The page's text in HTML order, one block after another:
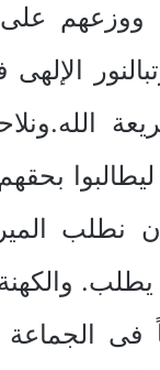
ووزعهم
ليطالبوا
نطلب
فى